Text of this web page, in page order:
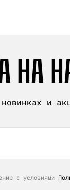
НА
и
с условиями